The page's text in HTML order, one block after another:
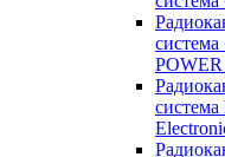
система